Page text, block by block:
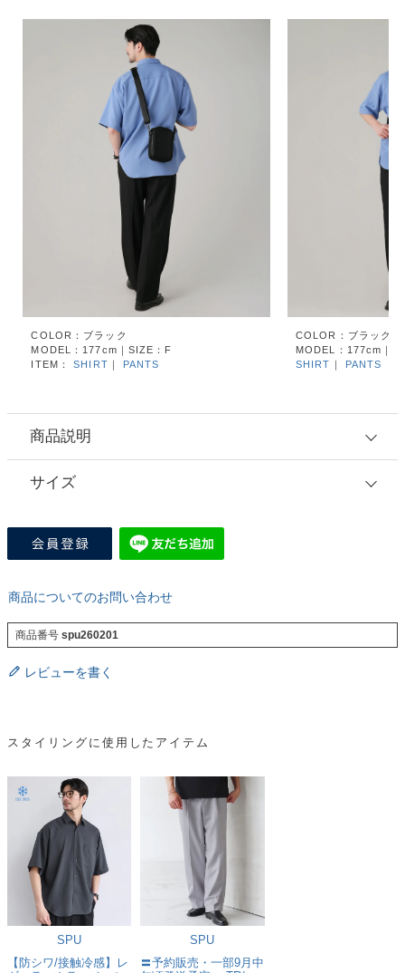
COLOR：ブラック
MODEL：177cm｜SIZE：F
ITEM：SHIRT ｜ PANTS
COLOR：ブラック
MODEL：177cm｜
SHIRT ｜ PANTS
商品説明
サイズ
商品についてのお問い合わせ
商品番号 spu260201
レビューを書く
スタイリングに使用したアイテム
SPU
【防シワ/接触冷感】レ
SPU
〓予約販売・一部9月中